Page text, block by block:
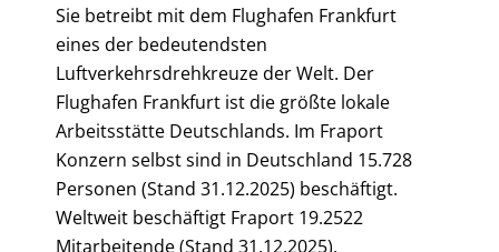
Sie betreibt mit dem Flughafen Frankfurt
eines der bedeutendsten
Luftverkehrsdrehkreuze der Welt. Der
Flughafen Frankfurt ist die größte lokale
Arbeitsstätte Deutschlands. Im Fraport
Konzern selbst sind in Deutschland 15.728
Personen (Stand 31.12.2025) beschäftigt.
Weltweit beschäftigt Fraport 19.2522
Mitarbeitende (Stand 31.12.2025).